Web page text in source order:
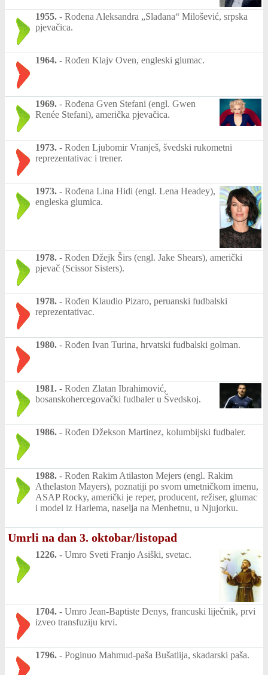
1955. - Rođena Aleksandra „Slađana“ Milošević, srpska
pjevačica.
1964. - Rođen Klajv Oven, engleski glumac.
1969. - Rođena Gven Stefani (engl. Gwen
Renée Stefani), američka pjevačica.
1973. - Rođen Ljubomir Vranješ, švedski rukometni
reprezentativac i trener.
1973. - Rođena Lina Hidi (engl. Lena Headey),
engleska glumica.
1978. - Rođen Džejk Širs (engl. Jake Shears), američki
pjevač (Scissor Sisters).
1978. - Rođen Klaudio Pizaro, peruanski fudbalski
reprezentativac.
1980. - Rođen Ivan Turina, hrvatski fudbalski golman.
1981. - Rođen Zlatan Ibrahimović,
bosanskohercegovački fudbaler u Švedskoj.
1986. - Rođen Džekson Martinez, kolumbijski fudbaler.
1988. - Rođen Rakim Atilaston Mejers (engl. Rakim
Athelaston Mayers), poznatiji po svom umetničkom imenu,
ASAP Rocky, američki je reper, producent, režiser, glumac
i model iz Harlema, naselja na Menhetnu, u Njujorku.
Umrli na dan 3. oktobar/listopad
1226. - Umro Sveti Franjo Asiški, svetac.
1704. - Umro Jean-Baptiste Denys, francuski liječnik, prvi
izveo transfuziju krvi.
1796. - Poginuo Mahmud-paša Bušatlija, skadarski paša.